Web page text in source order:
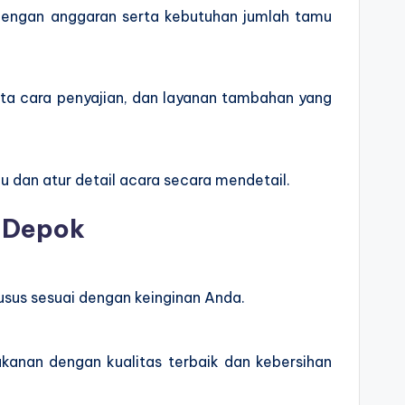
anggaran serta kebutuhan jumlah tamu
cara penyajian, dan layanan tambahan yang
dan atur detail acara secara mendetail.
sesuai dengan keinginan Anda.
dengan kualitas terbaik dan kebersihan